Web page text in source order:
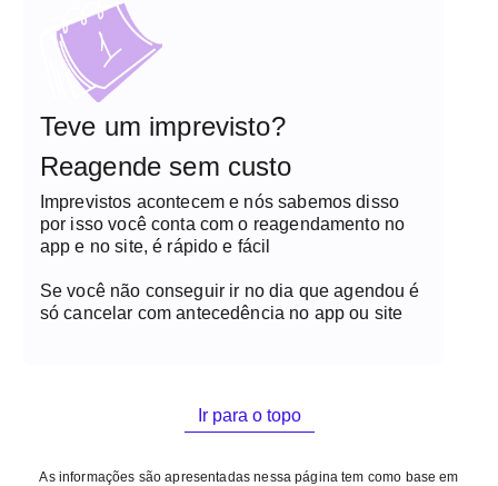
Teve um imprevisto?
Reagende sem custo
Imprevistos acontecem e nós sabemos disso
por isso você conta com o reagendamento no
app e no site, é rápido e fácil
Se você não conseguir ir no dia que agendou é
só cancelar com antecedência no app ou site
Ir para o topo
As informações são apresentadas nessa página tem como base em